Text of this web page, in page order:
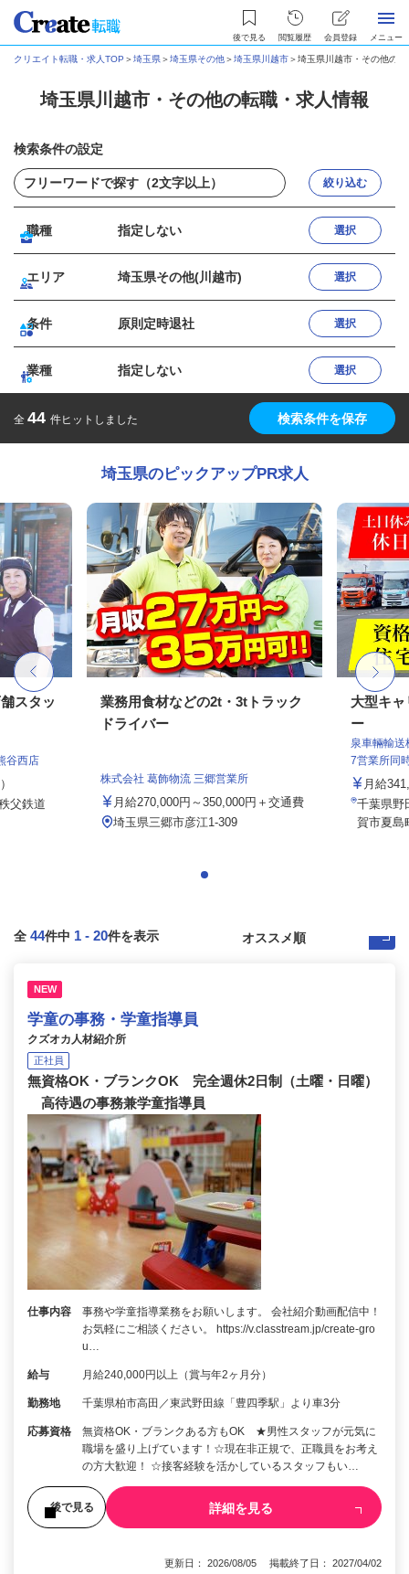
後で見る 閲覧履歴 会員登録 メニュー
クリエイト転職・求人TOP ＞埼玉県＞埼玉県その他＞埼玉県川越市＞埼玉県川越市・その他の
埼玉県川越市・その他の転職・求人情報
検索条件の設定
絞り込む
職種 指定しない 選択
エリア 埼玉県その他(川越市) 選択
条件 原則定時退社 選択
業種 指定しない 選択
全 44 件ヒットしました 検索条件を保存
埼玉県のピックアップPR求人
スタッ
谷西店
父鉄道
業務用食材などの2t・3tトラック
ドライバー
株式会社 葛飾物流 三郷営業所
月給270,000円～350,000円＋交通費
埼玉県三郷市彦江1-309
大型キ
ー
泉車輛輸
7営業所同
月給
千葉県野
賀市夏島
全 44件中 1 - 20件を表示
NEW
学童の事務・学童指導員
クズオカ人材紹介所
正社員
無資格OK・ブランクOK 完全週休2日制（土曜・日曜）
高待遇の事務兼学童指導員
仕事内容
事務や学童指導業務をお願いします。 会社紹介動画配信中！
お気軽にご相談ください。 https://v.classtream.jp/create-gro
u…
給与 月給240,000円以上（賞与年2ヶ月分）
勤務地 千葉県柏市高田／東武野田線「豊四季駅」より車3分
応募資格
無資格OK・ブランクある方もOK ★男性スタッフが元気に
職場を盛り上げています！☆現在非正規で、正職員をお考え
の方大歓迎！ ☆接客経験を活かしているスタッフもい…
後で見る 詳細を見る
更新日： 2026/08/05 掲載終了日： 2027/04/02